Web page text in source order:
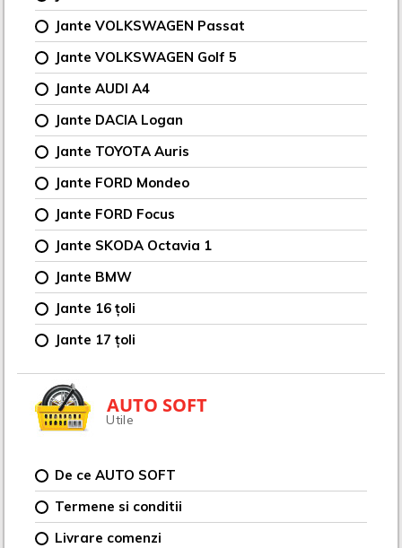
Jante VOLKSWAGEN Passat
Jante VOLKSWAGEN Golf 5
Jante AUDI A4
Jante DACIA Logan
Jante TOYOTA Auris
Jante FORD Mondeo
Jante FORD Focus
Jante SKODA Octavia 1
Jante BMW
Jante 16 țoli
Jante 17 țoli
AUTO SOFT
Utile
De ce AUTO SOFT
Termene si conditii
Livrare comenzi